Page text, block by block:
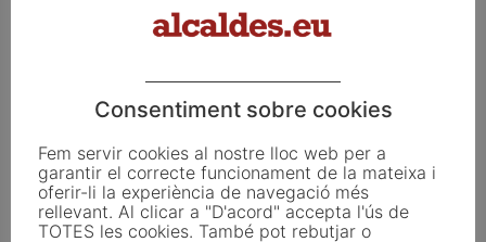
Benavent de Segrià
Consentiment sobre cookies
Fem servir cookies al nostre lloc web per a
garantir el correcte funcionament de la mateixa i
oferir-li la experiència de navegació més
rellevant. Al clicar a "D'acord" accepta l'ús de
TOTES les cookies. També pot rebutjar o